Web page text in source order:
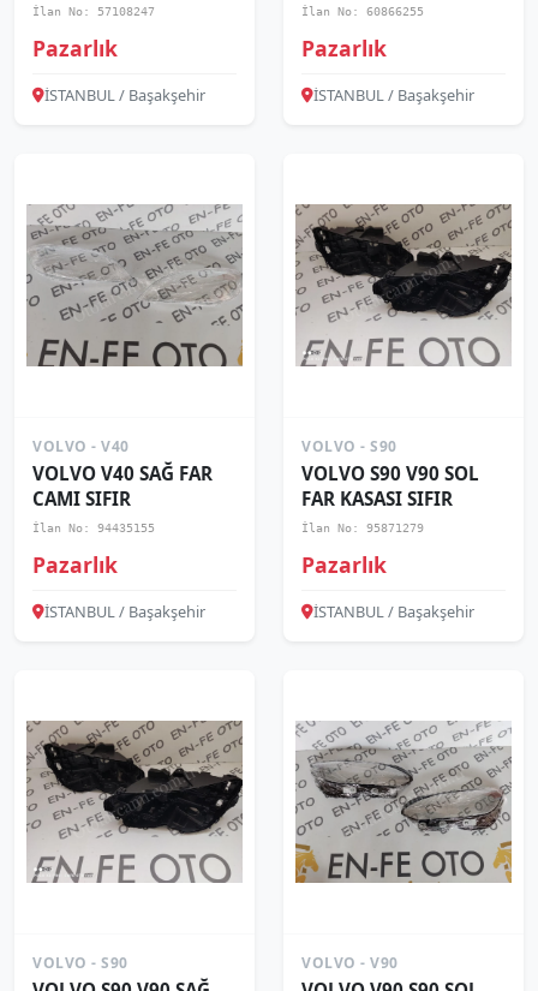
İlan No: 57108247
Pazarlık
İSTANBUL / Başakşehir
İlan No: 60866255
Pazarlık
İSTANBUL / Başakşehir
VOLVO - V40
VOLVO V40 SAĞ FAR
CAMI SIFIR
İlan No: 94435155
Pazarlık
İSTANBUL / Başakşehir
VOLVO - S90
VOLVO S90 V90 SOL
FAR KASASI SIFIR
İlan No: 95871279
Pazarlık
İSTANBUL / Başakşehir
VOLVO - S90 VOLVO - V90